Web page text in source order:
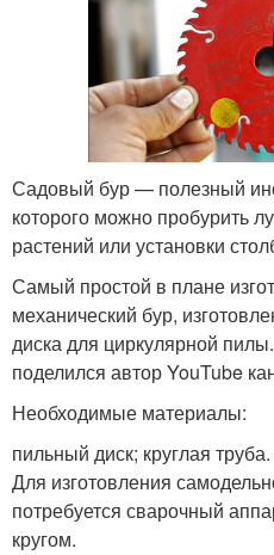
Садовый бур — полезный
которого можно пробурить
растений или установки
Самый простой в плане
механический бур,
диска для циркулярной
поделился автор YouTube
Необходимые материалы:
пильный диск; круглая труба.
Для изготовления
потребуется сварочный
кругом.